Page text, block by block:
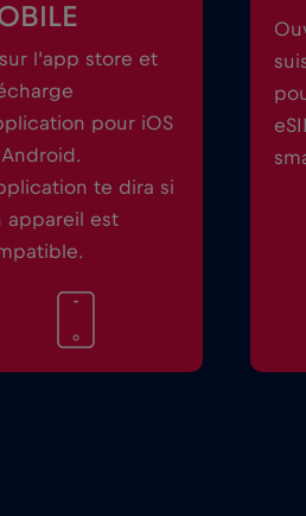
l’app store et
pour iOS
te dira si
appareil est